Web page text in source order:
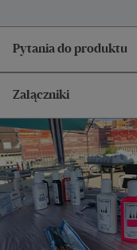
Pytania do produktu
Załączniki